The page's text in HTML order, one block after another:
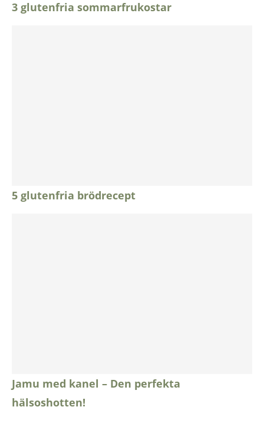
3 glutenfria sommarfrukostar
5 glutenfria brödrecept
Jamu med kanel – Den perfekta
hälsoshotten!